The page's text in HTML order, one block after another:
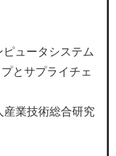
ピュータシステム
とサプライチェ
産業技術総合研究